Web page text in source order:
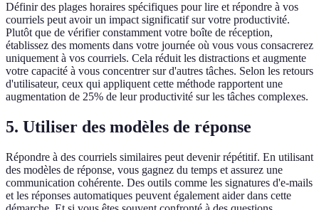
Définir des plages horaires spécifiques pour lire et répondre à vos
courriels peut avoir un impact significatif sur votre productivité.
Plutôt que de vérifier constamment votre boîte de réception,
établissez des moments dans votre journée où vous vous consacrerez
uniquement à vos courriels. Cela réduit les distractions et augmente
votre capacité à vous concentrer sur d'autres tâches. Selon les retours
d'utilisateur, ceux qui appliquent cette méthode rapportent une
augmentation de 25% de leur productivité sur les tâches complexes.
5. Utiliser des modèles de réponse
Répondre à des courriels similaires peut devenir répétitif. En utilisant
des modèles de réponse, vous gagnez du temps et assurez une
communication cohérente. Des outils comme les signatures d'e-mails
et les réponses automatiques peuvent également aider dans cette